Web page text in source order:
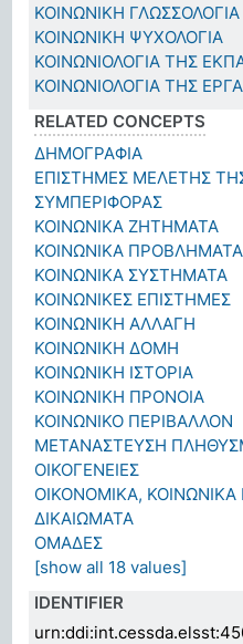
ΚΟΙΝΩΝΙΚΗ ΓΛΩΣΣΟΛΟΓΙΑ
ΚΟΙΝΩΝΙΚΗ ΨΥΧΟΛΟΓΙΑ
ΚΟΙΝΩΝΙΟΛΟΓΙΑ ΤΗΣ
ΚΟΙΝΩΝΙΟΛΟΓΙΑ ΤΗΣ
RELATED CONCEPTS
ΔΗΜΟΓΡΑΦΙΑ
ΕΠΙΣΤΗΜΕΣ ΜΕΛΕΤΗΣ
ΣΥΜΠΕΡΙΦΟΡΑΣ
ΚΟΙΝΩΝΙΚΑ ΖΗΤΗΜΑΤΑ
ΚΟΙΝΩΝΙΚΑ ΠΡΟΒΛΗΜΑΤΑ
ΚΟΙΝΩΝΙΚΑ ΣΥΣΤΗΜΑΤΑ
ΚΟΙΝΩΝΙΚΕΣ ΕΠΙΣΤΗΜΕΣ
ΚΟΙΝΩΝΙΚΗ ΑΛΛΑΓΗ
ΚΟΙΝΩΝΙΚΗ ΔΟΜΗ
ΚΟΙΝΩΝΙΚΗ ΙΣΤΟΡΙΑ
ΚΟΙΝΩΝΙΚΗ ΠΡΟΝΟΙΑ
ΚΟΙΝΩΝΙΚΟ ΠΕΡΙΒΑΛΛΟΝ
ΜΕΤΑΝΑΣΤΕΥΣΗ
ΟΙΚΟΓΕΝΕΙΕΣ
ΟΙΚΟΝΟΜΙΚΑ, ΚΟΙΝΩΝΙΚΑ
ΔΙΚΑΙΩΜΑΤΑ
ΟΜΑΔΕΣ
[show all 18 values]
IDENTIFIER